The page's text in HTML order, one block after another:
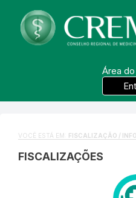
Área
VOCÊ ESTÁ EM: FISCALIZAÇÃO /
FISCALIZAÇÕES